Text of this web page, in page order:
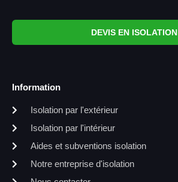
DEVIS EN ISOLATION
Information
Isolation par l'extérieur
Isolation par l'intérieur
Aides et subventions isolation
Notre entreprise d'isolation